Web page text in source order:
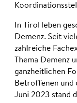
In Tirol leben
Demenz. Seit
zahlreiche
Thema Demenz
ganzheitlichen
Betroffenen und
Juni 2023 stand